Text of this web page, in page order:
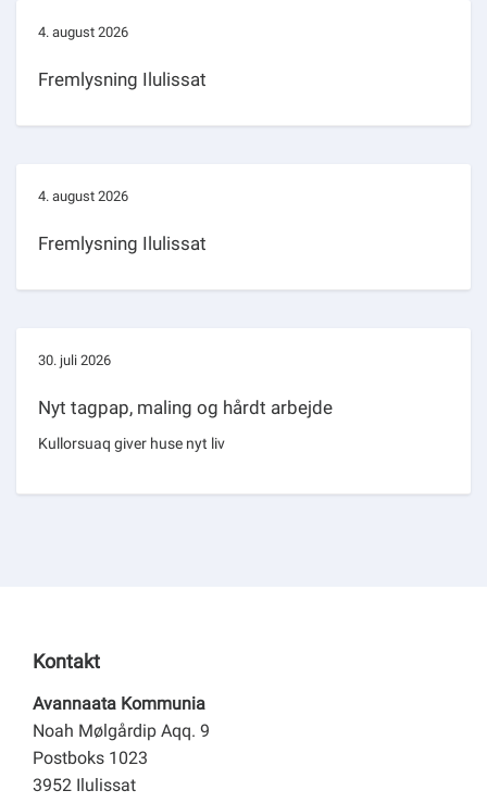
4. august 2026
Fremlysning Ilulissat
4. august 2026
Fremlysning Ilulissat
30. juli 2026
Nyt tagpap, maling og hårdt arbejde
Kullorsuaq giver huse nyt liv
Kontakt
Avannaata Kommunia
Noah Mølgårdip Aqq. 9
Postboks 1023
3952 Ilulissat